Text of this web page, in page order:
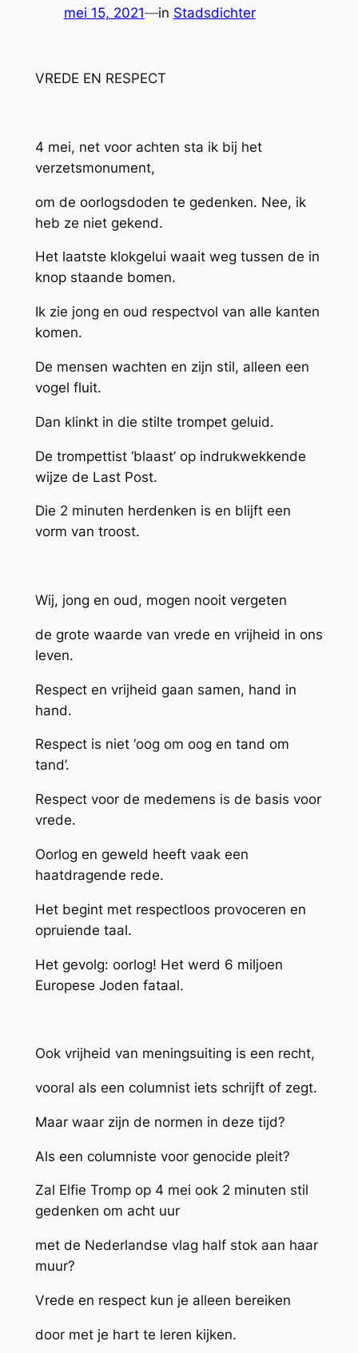
mei 15, 2021—in Stadsdichter
VREDE EN RESPECT
4 mei, net voor achten sta ik bij het
verzetsmonument,
om de oorlogsdoden te gedenken. Nee, ik
heb ze niet gekend.
Het laatste klokgelui waait weg tussen de in
knop staande bomen.
Ik zie jong en oud respectvol van alle kanten
komen.
De mensen wachten en zijn stil, alleen een
vogel fluit.
Dan klinkt in die stilte trompet geluid.
De trompettist ‘blaast’ op indrukwekkende
wijze de Last Post.
Die 2 minuten herdenken is en blijft een
vorm van troost.
Wij, jong en oud, mogen nooit vergeten
de grote waarde van vrede en vrijheid in ons
leven.
Respect en vrijheid gaan samen, hand in
hand.
Respect is niet ‘oog om oog en tand om
tand’.
Respect voor de medemens is de basis voor
vrede.
Oorlog en geweld heeft vaak een
haatdragende rede.
Het begint met respectloos provoceren en
opruiende taal.
Het gevolg: oorlog! Het werd 6 miljoen
Europese Joden fataal.
Ook vrijheid van meningsuiting is een recht,
vooral als een columnist iets schrijft of zegt.
Maar waar zijn de normen in deze tijd?
Als een columniste voor genocide pleit?
Zal Elfie Tromp op 4 mei ook 2 minuten stil
gedenken om acht uur
met de Nederlandse vlag half stok aan haar
muur?
Vrede en respect kun je alleen bereiken
door met je hart te leren kijken.